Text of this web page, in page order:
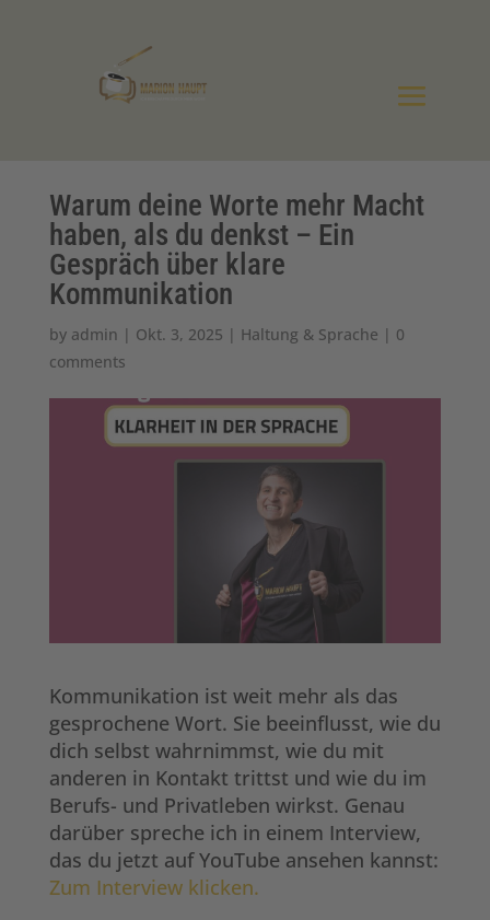
Warum deine Worte mehr Macht
haben, als du denkst – Ein
Gespräch über klare
Kommunikation
by admin | Okt. 3, 2025 | Haltung & Sprache | 0
comments
Kommunikation ist weit mehr als das
gesprochene Wort. Sie beeinflusst, wie du
dich selbst wahrnimmst, wie du mit
anderen in Kontakt trittst und wie du im
Berufs- und Privatleben wirkst. Genau
darüber spreche ich in einem Interview,
das du jetzt auf YouTube ansehen kannst:
Zum Interview klicken.